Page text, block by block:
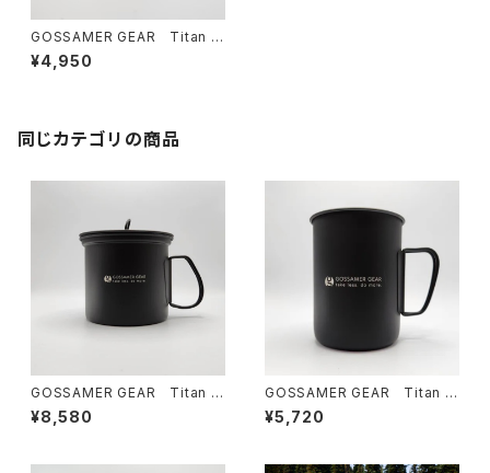
GOSSAMER GEAR Titan Si
ngle Mug 600 Silver
¥4,950
同じカテゴリの商品
GOSSAMER GEAR Titan K
ettle Cooker 900 BLACK
¥8,580
GOSSAMER GEAR Titan Si
ngle Mug 600 BLACK
¥5,720